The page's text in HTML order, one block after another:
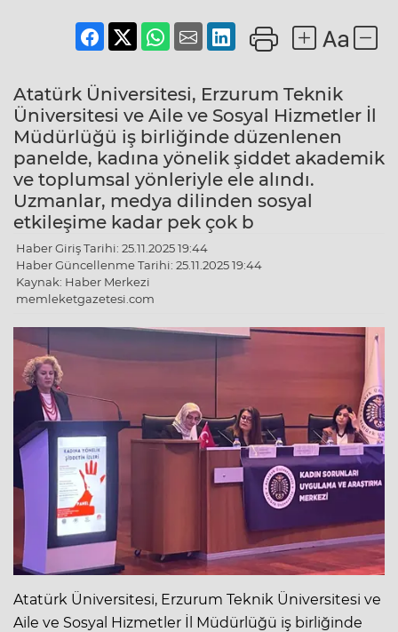
Atatürk Üniversitesi, Erzurum Teknik
Üniversitesi ve Aile ve Sosyal Hizmetler İl
Müdürlüğü iş birliğinde düzenlenen
panelde, kadına yönelik şiddet akademik
ve toplumsal yönleriyle ele alındı.
Uzmanlar, medya dilinden sosyal
etkileşime kadar pek çok b
Haber Giriş Tarihi: 25.11.2025 19:44
Haber Güncellenme Tarihi: 25.11.2025 19:44
Kaynak: Haber Merkezi
memleketgazetesi.com
Atatürk Üniversitesi, Erzurum Teknik Üniversitesi ve
Aile ve Sosyal Hizmetler İl Müdürlüğü iş birliğinde